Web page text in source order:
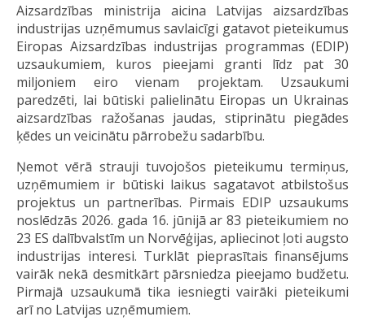
Aizsardzības ministrija aicina Latvijas aizsardzības
industrijas uzņēmumus savlaicīgi gatavot pieteikumus
Eiropas Aizsardzības industrijas programmas (EDIP)
uzsaukumiem, kuros pieejami granti līdz pat 30
miljoniem eiro vienam projektam. Uzsaukumi
paredzēti, lai būtiski palielinātu Eiropas un Ukrainas
aizsardzības ražošanas jaudas, stiprinātu piegādes
ķēdes un veicinātu pārrobežu sadarbību.
Ņemot vērā strauji tuvojošos pieteikumu termiņus,
uzņēmumiem ir būtiski laikus sagatavot atbilstošus
projektus un partnerības. Pirmais EDIP uzsaukums
noslēdzās 2026. gada 16. jūnijā ar 83 pieteikumiem no
23 ES dalībvalstīm un Norvēģijas, apliecinot ļoti augsto
industrijas interesi. Turklāt pieprasītais finansējums
vairāk nekā desmitkārt pārsniedza pieejamo budžetu.
Pirmajā uzsaukumā tika iesniegti vairāki pieteikumi
arī no Latvijas uzņēmumiem.